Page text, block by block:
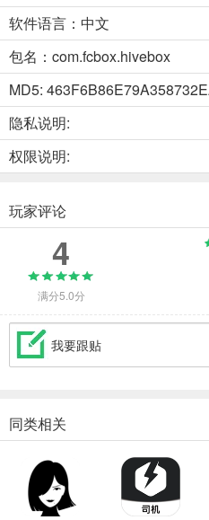
软件语言：中文
包名：com.fcbox.hivebox
MD5:
隐私说明:
权限说明:
玩家评论
4
满分5.0分
我要跟贴
同类相关